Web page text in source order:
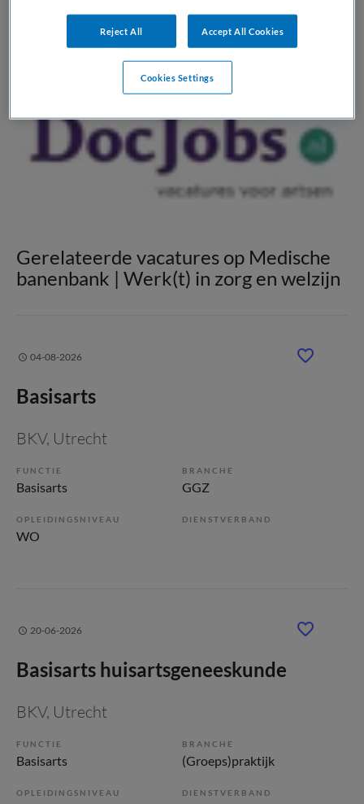
enkele vergelijkbare vacatures die voor u wellicht
interessant zijn.
Gerelateerde vacatures op Medische
banenbank | Werk(t) in zorg en welzijn
04-08-2026
Basisarts
BKV, Utrecht
FUNCTIE
Basisarts
BRANCHE
GGZ
OPLEIDINGSNIVEAU
WO
DIENSTVERBAND
20-06-2026
Basisarts huisartsgeneeskunde
BKV, Utrecht
FUNCTIE
Basisarts
BRANCHE
(Groeps)praktijk
OPLEIDINGSNIVEAU DIENSTVERBAND
Reject All Accept All Cookies
Cookies Settings